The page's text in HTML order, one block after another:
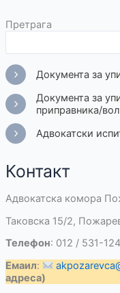
Претрага
Документа за
Документа за
приправника/
Адвокатски
Контакт
Адвокатска комора
Таковска 15/2,
Телефон: 012 / 531-124
Емаил:
адреса)